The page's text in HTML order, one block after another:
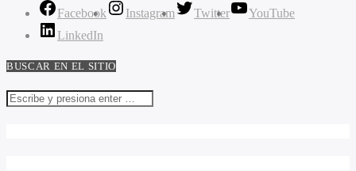
Facebook Instagram Twitter
YouTube
LinkedIn
BUSCAR EN EL SITIO